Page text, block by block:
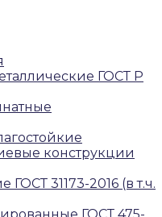
ГОСТ Р
конструкции
31173-2016 (в т.ч.